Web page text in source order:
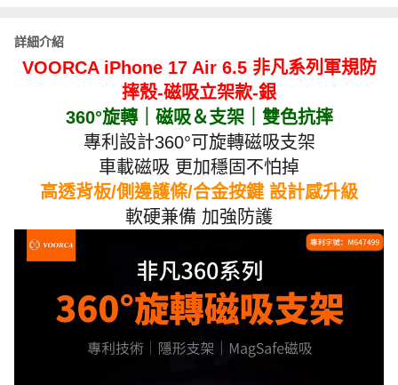
詳細介紹
VOORCA iPhone 17 Air 6.5 非凡系列軍規防
摔殼-磁吸立架款-銀
360°旋轉｜磁吸＆支架｜雙色抗摔
專利設計360°可旋轉磁吸支架
車載磁吸 更加穩固不怕掉
高透背板/側邊護條/合金按鍵 設計感升級
軟硬兼備 加強防護